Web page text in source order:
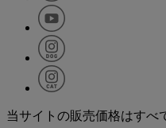
当サイトの販売価格はすべ